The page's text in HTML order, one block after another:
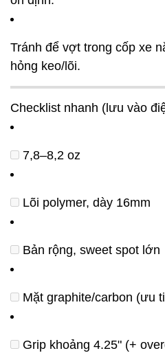
Tránh để vợt trong cốp xe
hỏng keo/lõi.
Checklist nhanh (lưu vào
7,8–8,2 oz
Lõi polymer, dày 16mm
Bản rộng, sweet spot lớn
Mặt graphite/carbon (ưu
Grip khoảng 4.25" (+